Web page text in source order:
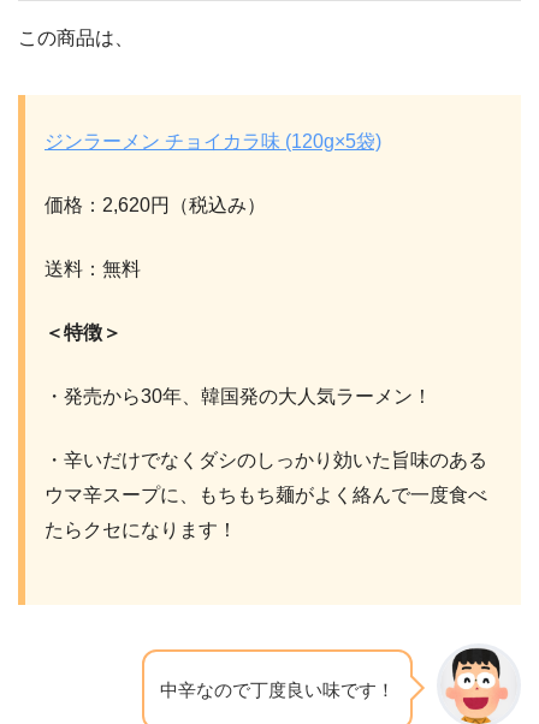
この商品は、
ジンラーメン チョイカラ味 (120g×5袋)
価格：2,620円（税込み）
送料：無料
＜特徴＞
・発売から30年、韓国発の大人気ラーメン！
・辛いだけでなくダシのしっかり効いた旨味のある
ウマ辛スープに、もちもち麺がよく絡んで一度食べ
たらクセになります！
中辛なので丁度良い味です！